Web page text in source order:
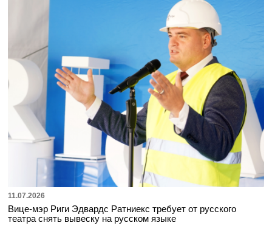
11.07.2026
Вице-мэр Риги Эдвардс Ратниекс требует от русского
театра снять вывеску на русском языке